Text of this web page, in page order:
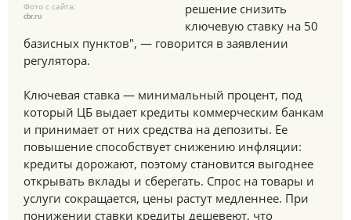
Фото с сайта:
cbr.ru
решение снизить
ключевую ставку на 50
базисных пунктов", — говорится в заявлении
регулятора.
Ключевая ставка — минимальный процент, под
который ЦБ выдает кредиты коммерческим банкам
и принимает от них средства на депозиты. Ее
повышение способствует снижению инфляции:
кредиты дорожают, поэтому становится выгоднее
открывать вклады и сберегать. Спрос на товары и
услуги сокращается, цены растут медленнее. При
понижении ставки кредиты дешевеют, что